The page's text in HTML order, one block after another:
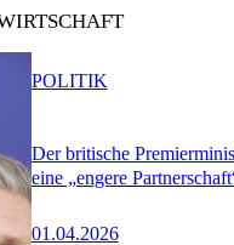
Der britische
eine „engere
01.04.2026
POLITIK